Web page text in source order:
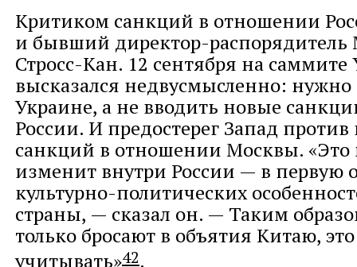
Критиком санкций в отношении
и бывший директор-
Стросс-Кан. 12 сентября на саммите
высказался недвусмысленно: нужно
Украине, а не вводить новые
России. И предостерег Запад
санкций в отношении Москвы. «Это
изменит внутри России — в первую
культурно-политических
страны, — сказал он. — Таким
только бросают в объятия Китаю,
учитывать»42.